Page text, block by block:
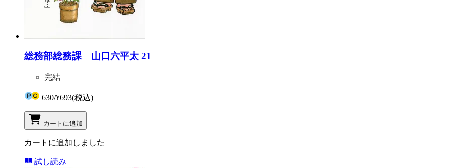
総務部総務課 山口六平太 21
完結
630/¥693(税込)
カートに追加
カートに追加しました
試し読み